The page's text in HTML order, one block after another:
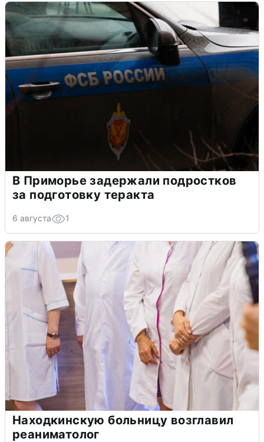
В Приморье задержали подростков
за подготовку теракта
6 августа 1
Находкинскую больницу возглавил
реаниматолог